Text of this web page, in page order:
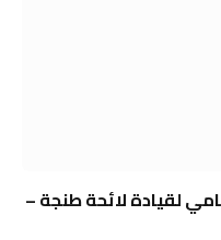
لقيادة لائحة طنجة –